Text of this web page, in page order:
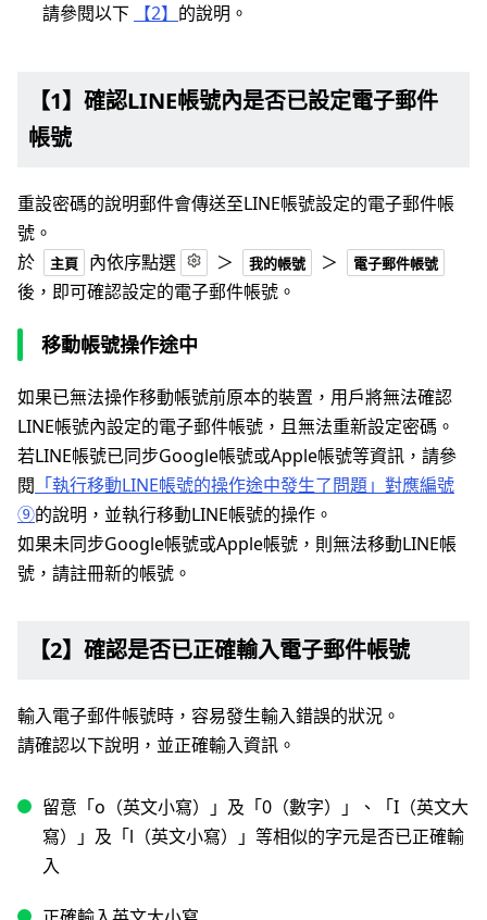
請參閱以下
【2】 的說明。
【1】確認LINE帳號內是否已設定電子郵件
帳號
重設密碼的說明郵件會傳送至LINE帳號設定的電子郵件帳
號。
於
主頁 內依序點選 ＞ 我的帳號 ＞ 電子郵件帳號
後，即可確認設定的電子郵件帳號。
移動帳號操作途中
如果已無法操作移動帳號前原本的裝置，用戶將無法確認
LINE帳號內設定的電子郵件帳號，且無法重新設定密碼。
若LINE帳號已同步Google帳號或Apple帳號等資訊，請參
閱 「執行移動LINE帳號的操作途中發生了問題」對應編號
⑨的說明，並執行移動LINE帳號的操作。
如果未同步Google帳號或Apple帳號，則無法移動LINE帳
號，請註冊新的帳號。
【2】確認是否已正確輸入電子郵件帳號
輸入電子郵件帳號時，容易發生輸入錯誤的狀況。
請確認以下說明，並正確輸入資訊。
留意「o（英文小寫）」及「0（數字）」、「I（英文大
寫）」及「l（英文小寫）」等相似的字元是否已正確輸
入